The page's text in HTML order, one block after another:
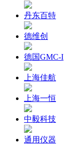
丹东百特
德维创
德国GMC-I
上海佳航
上海一恒
中毅科技
通用仪器